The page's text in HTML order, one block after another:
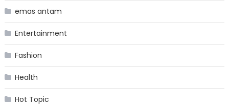
emas antam
Entertainment
Fashion
Health
Hot Topic